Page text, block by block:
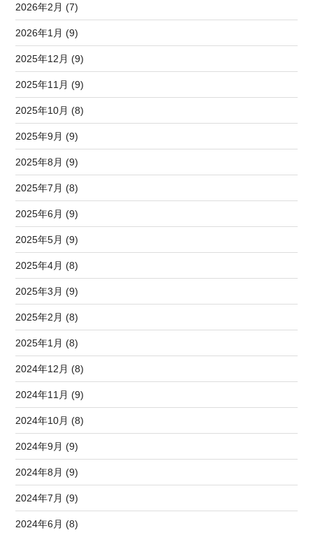
2026年2月 (7)
2026年1月 (9)
2025年12月 (9)
2025年11月 (9)
2025年10月 (8)
2025年9月 (9)
2025年8月 (9)
2025年7月 (8)
2025年6月 (9)
2025年5月 (9)
2025年4月 (8)
2025年3月 (9)
2025年2月 (8)
2025年1月 (8)
2024年12月 (8)
2024年11月 (9)
2024年10月 (8)
2024年9月 (9)
2024年8月 (9)
2024年7月 (9)
2024年6月 (8)